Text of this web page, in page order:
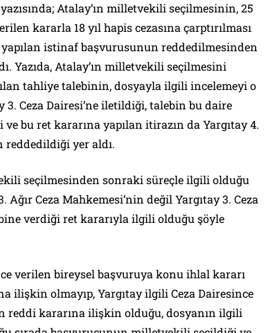
Atalay’ın milletvekili seçilmesinin, 25
kararla 18 yıl hapis cezasına çarptırılması
istinaf başvurusunun reddedilmesinden
Yazıda, Atalay’ın milletvekili seçilmesini
tahliye talebinin, dosyayla ilgili incelemeyi o
3. Ceza Dairesi’ne iletildiği, talebin bu daire
bu ret kararına yapılan itirazın da Yargıtay 4.
reddedildiği yer aldı.
seçilmesinden sonraki süreçle ilgili olduğu
Ağır Ceza Mahkemesi’nin değil Yargıtay 3. Ceza
verdiği ret kararıyla ilgili olduğu şöyle
verilen bireysel başvuruya konu ihlal kararı
ilişkin olmayıp, Yargıtay ilgili Ceza Dairesince
reddi kararına ilişkin olduğu, dosyanın ilgili